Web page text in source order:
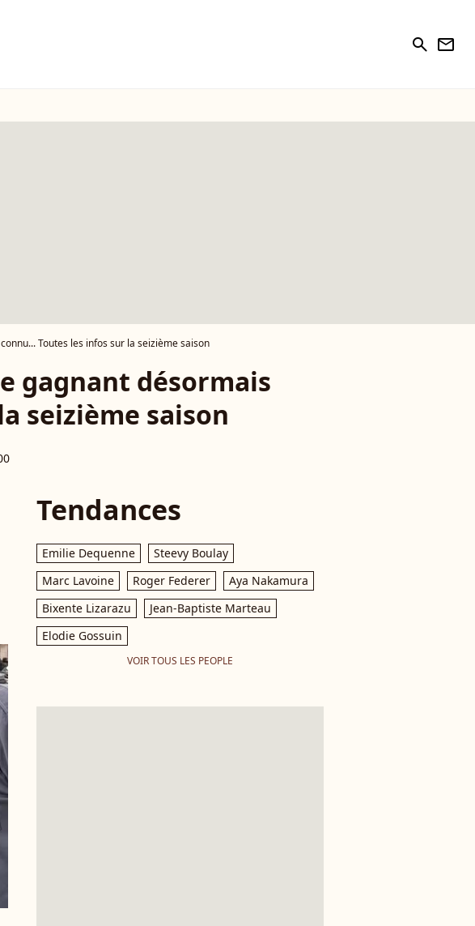
search newsletter
Toutes les infos sur la seizième saison
gagnant désormais
seizième saison
Tendances
Emilie Dequenne
Steevy Boulay
Marc Lavoine
Roger Federer
Aya Nakamura
Bixente Lizarazu
Jean-Baptiste Marteau
Elodie Gossuin
VOIR TOUS LES PEOPLE